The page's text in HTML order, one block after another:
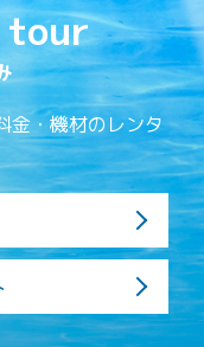
tour
金・機材のレンタ